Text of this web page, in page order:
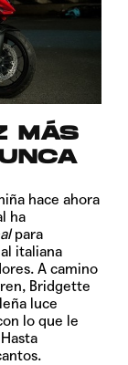
MÁS
hace ahora
ha
para
italiana
A camino
Bridgette
luce
lo que le